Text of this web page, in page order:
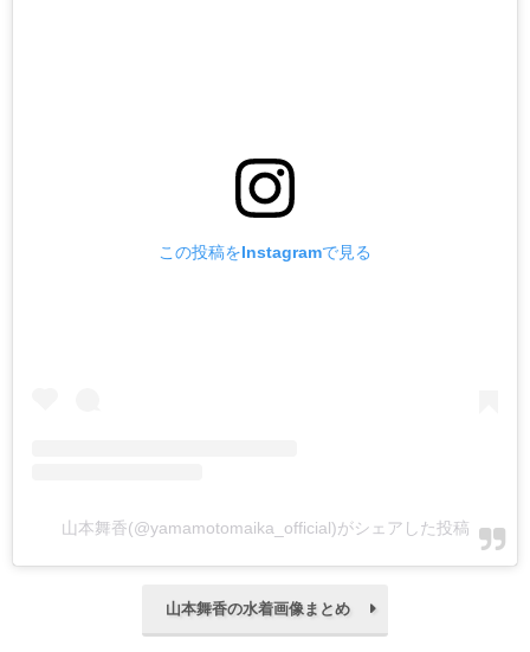
この投稿をInstagramで見る
山本舞香(@yamamotomaika_official)がシェアした投稿
山本舞香の水着画像まとめ